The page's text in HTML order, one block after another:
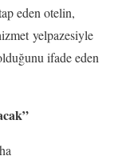
eden otelin,
yelpazesiyle
ifade eden